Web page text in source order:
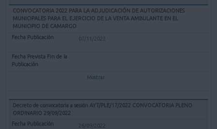
CONVOCATORIA 2022 PARA LA ADJUDICACIÓN DE AUTORIZACIONES
MUNICIPALES PARA EL EJERCICIO DE LA VENTA AMBULANTE EN EL
MUNICIPIO DE CAMARGO
07/11/2022
Mostrar
Decreto de convocatoria a sesión AYT/PLE/17/2022 CONVOCATORIA PLENO
ORDINARIO 29/09/2022
26/09/2022